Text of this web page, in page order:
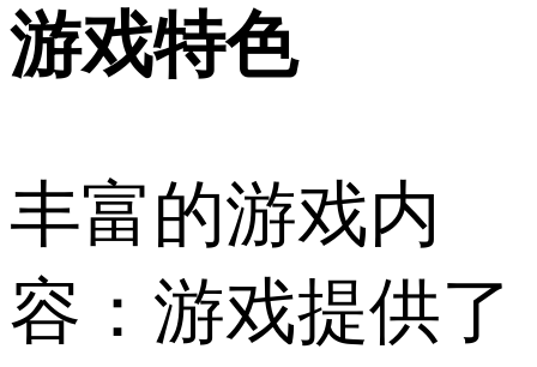
游戏特色
丰富的游戏内
容：游戏提供了